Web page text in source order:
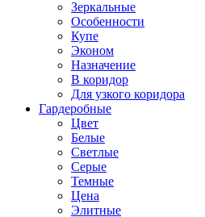
Зеркальные
Особенности
Купе
Эконом
Назначение
В коридор
Для узкого коридора
Гардеробные
Цвет
Белые
Светлые
Серые
Темные
Цена
Элитные